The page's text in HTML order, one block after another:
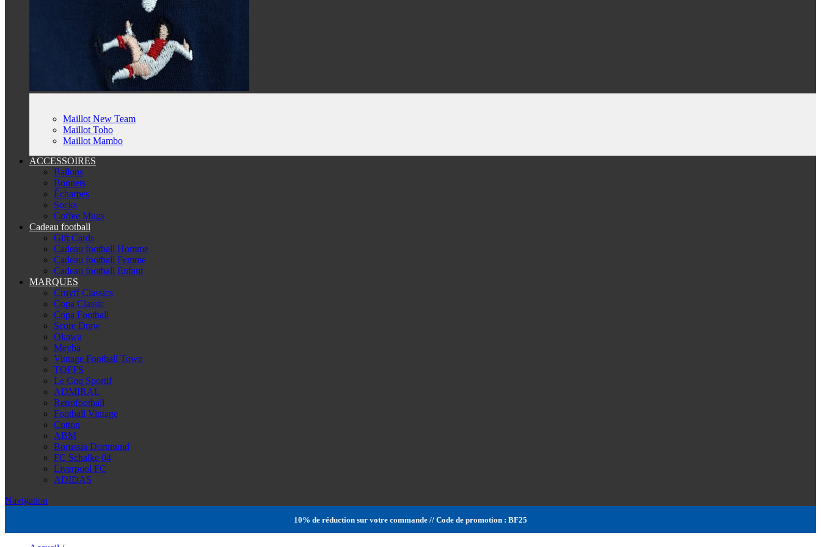
Maillot New Team
Maillot Toho
Maillot Mambo
ACCESSOIRES
Ballons
Bonnets
Écharpes
Socks
Coffee Mugs
Cadeau football
Gift Cards
Cadeau football Homme
Cadeau football Femme
Cadeau football Enfant
MARQUES
Cruyff Classics
Copa Classic
Copa Football
Score Draw
Okawa
Meyba
Vintage Football Town
TOFFS
Le Coq Sportif
ADMIRAL
Retrofootball
Football Vintage
Cotton
ABM
Borussia Dortmund
FC Schalke 04
Liverpool FC
ADIDAS
Navigation
10% de réduction sur votre commande // Code de promotion : BF25